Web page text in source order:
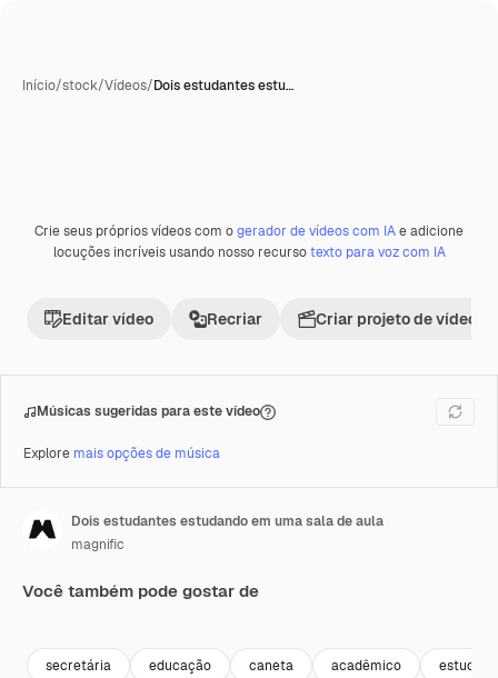
Início/stock/Vídeos/Dois estudantes estu…
Crie seus próprios vídeos com ogerador de vídeos com IAe adicione
locuções incríveis usando nosso recursotexto para voz com IA
Editar vídeo Recriar Criar projeto de vídeo
Músicas sugeridas para este vídeo
Explore mais opções de música
Dois estudantes estudando em uma sala de aula
magnific
Você também pode gostar de
secretária educação caneta acadêmico estudar